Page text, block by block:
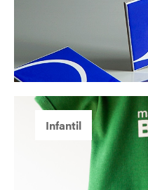
Infantil